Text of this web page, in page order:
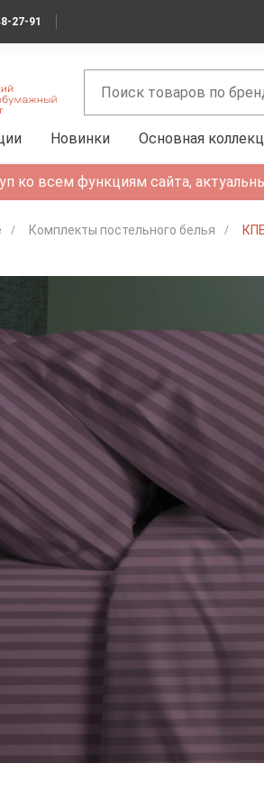
27-91
Новинки Основная
ко всем функциям сайта,
Комплекты постельного белья